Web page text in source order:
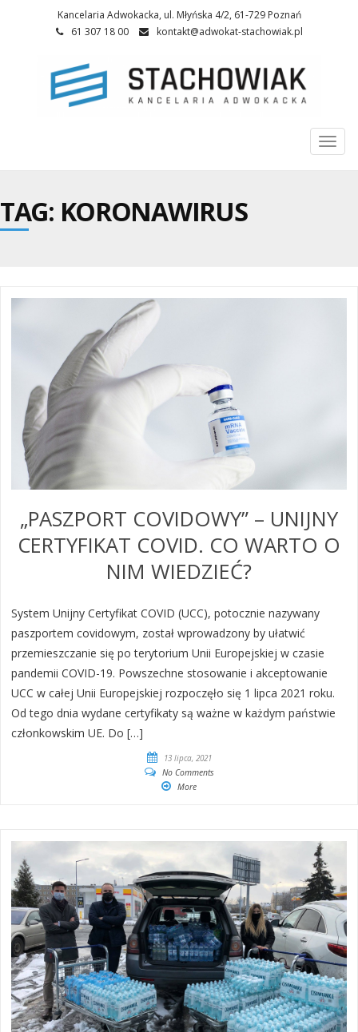
Kancelaria Adwokacka, ul. Młyńska 4/2, 61-729 Poznań
61 307 18 00
kontakt@adwokat-stachowiak.pl
TAG: KORONAWIRUS
„PASZPORT COVIDOWY” – UNIJNY
CERTYFIKAT COVID. CO WARTO O
NIM WIEDZIEĆ?
System Unijny Certyfikat COVID (UCC), potocznie nazywany
paszportem covidowym, został wprowadzony by ułatwić
przemieszczanie się po terytorium Unii Europejskiej w czasie
pandemii COVID-19. Powszechne stosowanie i akceptowanie
UCC w całej Unii Europejskiej rozpoczęło się 1 lipca 2021 roku.
Od tego dnia wydane certyfikaty są ważne w każdym państwie
członkowskim UE. Do […]
13 lipca, 2021
No Comments
More